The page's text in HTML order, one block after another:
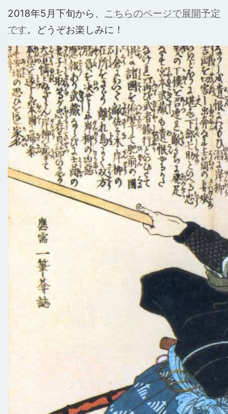
2018年5月下旬から、 こちらのページで展開予定
です。どうぞお楽しみに！